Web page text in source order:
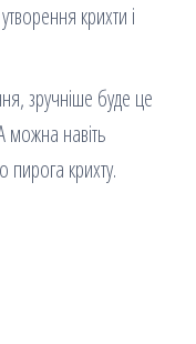
крихти і
зручніше буде це
можна навіть
крихту.